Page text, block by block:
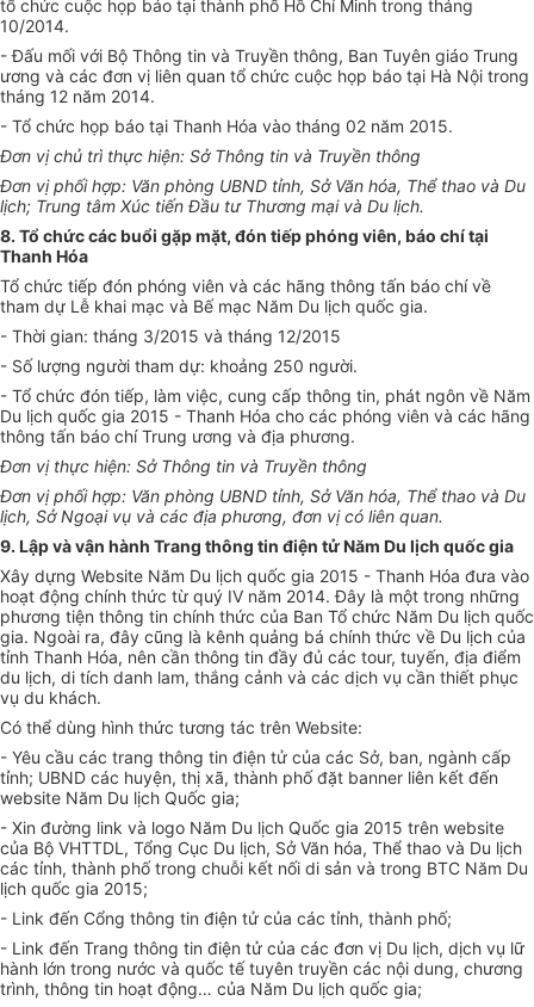
tổ chức cuộc họp báo tại thành phố Hồ Chí Minh trong tháng
10/2014.
- Đấu mối với Bộ Thông tin và Truyền thông, Ban Tuyên giáo Trung
ương và các đơn vị liên quan tổ chức cuộc họp báo tại Hà Nội trong
tháng 12 năm 2014.
- Tổ chức họp báo tại Thanh Hóa vào tháng 02 năm 2015.
Đơn vị chủ trì thực hiện: Sở Thông tin và Truyền thông
Đơn vị phối hợp: Văn phòng UBND tỉnh, Sở Văn hóa, Thể thao và Du
lịch; Trung tâm Xúc tiến Đầu tư Thương mại và Du lịch.
8. Tổ chức các buổi gặp mặt, đón tiếp phóng viên, báo chí tại
Thanh Hóa
Tổ chức tiếp đón phóng viên và các hãng thông tấn báo chí về
tham dự Lễ khai mạc và Bế mạc Năm Du lịch quốc gia.
- Thời gian: tháng 3/2015 và tháng 12/2015
- Số lượng người tham dự: khoảng 250 người.
- Tổ chức đón tiếp, làm việc, cung cấp thông tin, phát ngôn về Năm
Du lịch quốc gia 2015 - Thanh Hóa cho các phóng viên và các hãng
thông tấn báo chí Trung ương và địa phương.
Đơn vị thực hiện: Sở Thông tin và Truyền thông
Đơn vị phối hợp: Văn phòng UBND tỉnh, Sở Văn hóa, Thể thao và Du
lịch, Sở Ngoại vụ và các địa phương, đơn vị có liên quan.
9. Lập và vận hành Trang thông tin điện tử Năm Du lịch quốc gia
Xây dựng Website Năm Du lịch quốc gia 2015 - Thanh Hóa đưa vào
hoạt động chính thức từ quý IV năm 2014. Đây là một trong những
phương tiện thông tin chính thức của Ban Tổ chức Năm Du lịch quốc
gia. Ngoài ra, đây cũng là kênh quảng bá chính thức về Du lịch của
tỉnh Thanh Hóa, nên cần thông tin đầy đủ các tour, tuyến, địa điểm
du lịch, di tích danh lam, thắng cảnh và các dịch vụ cần thiết phục
vụ du khách.
Có thể dùng hình thức tương tác trên Website:
- Yêu cầu các trang thông tin điện tử của các Sở, ban, ngành cấp
tỉnh; UBND các huyện, thị xã, thành phố đặt banner liên kết đến
website Năm Du lịch Quốc gia;
- Xin đường link và logo Năm Du lịch Quốc gia 2015 trên website
của Bộ VHTTDL, Tổng Cục Du lịch, Sở Văn hóa, Thể thao và Du lịch
các tỉnh, thành phố trong chuỗi kết nối di sản và trong BTC Năm Du
lịch quốc gia 2015;
- Link đến Cổng thông tin điện tử của các tỉnh, thành phố;
- Link đến Trang thông tin điện tử của các đơn vị Du lịch, dịch vụ lữ
hành lớn trong nước và quốc tế tuyên truyền các nội dung, chương
trình, thông tin hoạt động… của Năm Du lịch quốc gia;